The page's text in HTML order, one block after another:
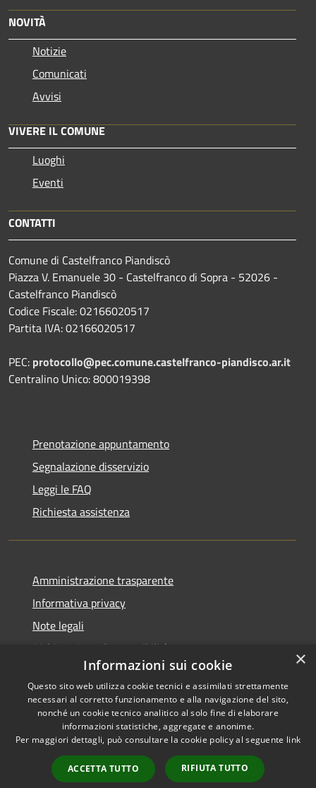
NOVITÀ
Notizie
Comunicati
Avvisi
VIVERE IL COMUNE
Luoghi
Eventi
CONTATTI
Comune di Castelfranco Piandiscò
Piazza V. Emanuele 30 - Castelfranco di Sopra - 52026 -
Castelfranco Piandiscò
Codice Fiscale: 02166020517
Partita IVA: 02166020517
PEC: protocollo@pec.comune.castelfranco-piandisco.ar.it
Centralino Unico: 800019398
Prenotazione appuntamento
Segnalazione disservizio
Leggi le FAQ
Richiesta assistenza
Amministrazione trasparente
Informativa privacy
Note legali
Dichiarazione di accessibilità
Accessibilità
Copyright © 2025 •
Comune di Castelfranco
Piandiscò • Powered by
Municipium•
Accesso
×
Informazioni sui cookie
Questo sito web utilizza cookie tecnici e assimilati strettamente
necessari al corretto funzionamento e alla navigazione del sito,
nonché un cookie tecnico analitico al solo fine di elaborare
informazioni statistiche, aggregate e anonime.
Per maggiori dettagli, può consultare la cookie policy al seguente link
ACCETTA TUTTO RIFIUTA TUTTO